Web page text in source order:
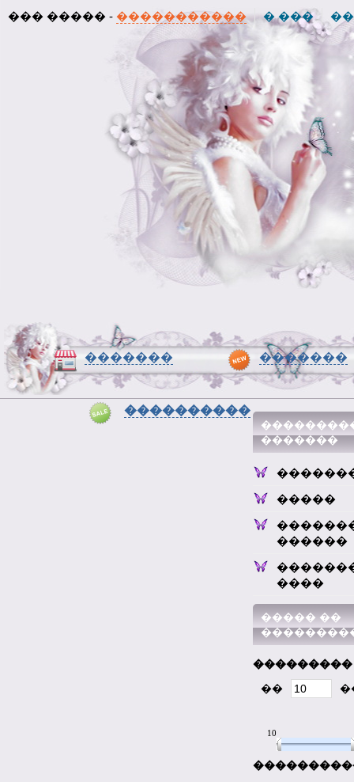
��� ����� - ����������� � ���
������� �������
����������
�������
�����
������
����
����� ��
���������
��
10
10